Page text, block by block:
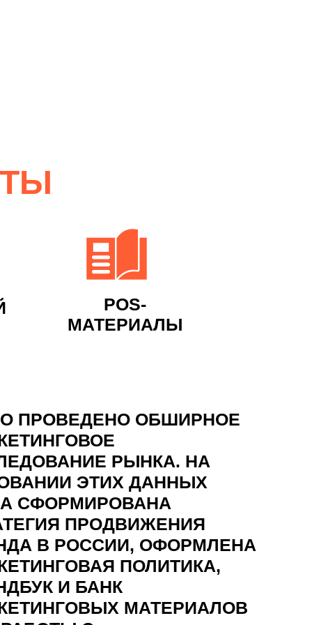
POS-
МАТЕРИАЛЫ
ПРОВЕДЕНО ОБШИРНОЕ
РЫНКА. НА
ЭТИХ ДАННЫХ
СФОРМИРОВАНА
ПРОДВИЖЕНИЯ
В РОССИИ, ОФОРМЛЕНА
ПОЛИТИКА,
И БАНК
МАТЕРИАЛОВ